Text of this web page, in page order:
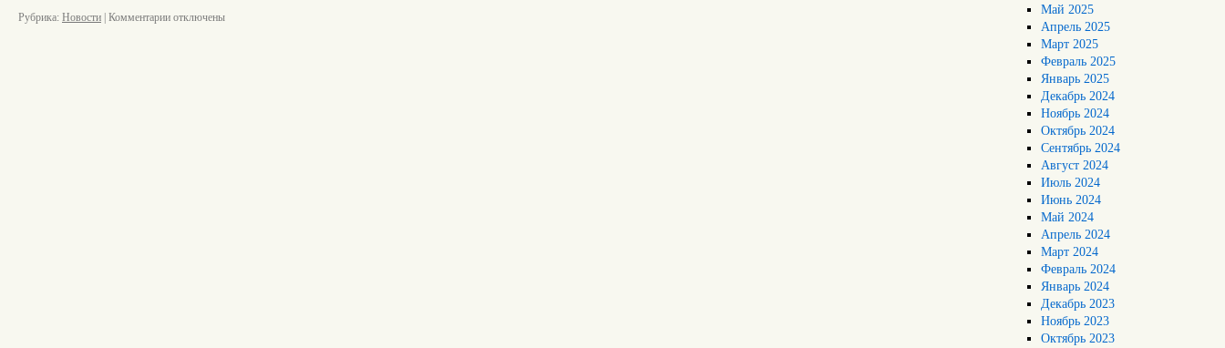
Рубрика: Новости Комментарии отключены
Май 2025
Апрель 2025
Март 2025
Февраль 2025
Январь 2025
Декабрь 2024
Ноябрь 2024
Октябрь 2024
Сентябрь 2024
Август 2024
Июль 2024
Июнь 2024
Май 2024
Апрель 2024
Март 2024
Февраль 2024
Январь 2024
Декабрь 2023
Ноябрь 2023
Октябрь 2023